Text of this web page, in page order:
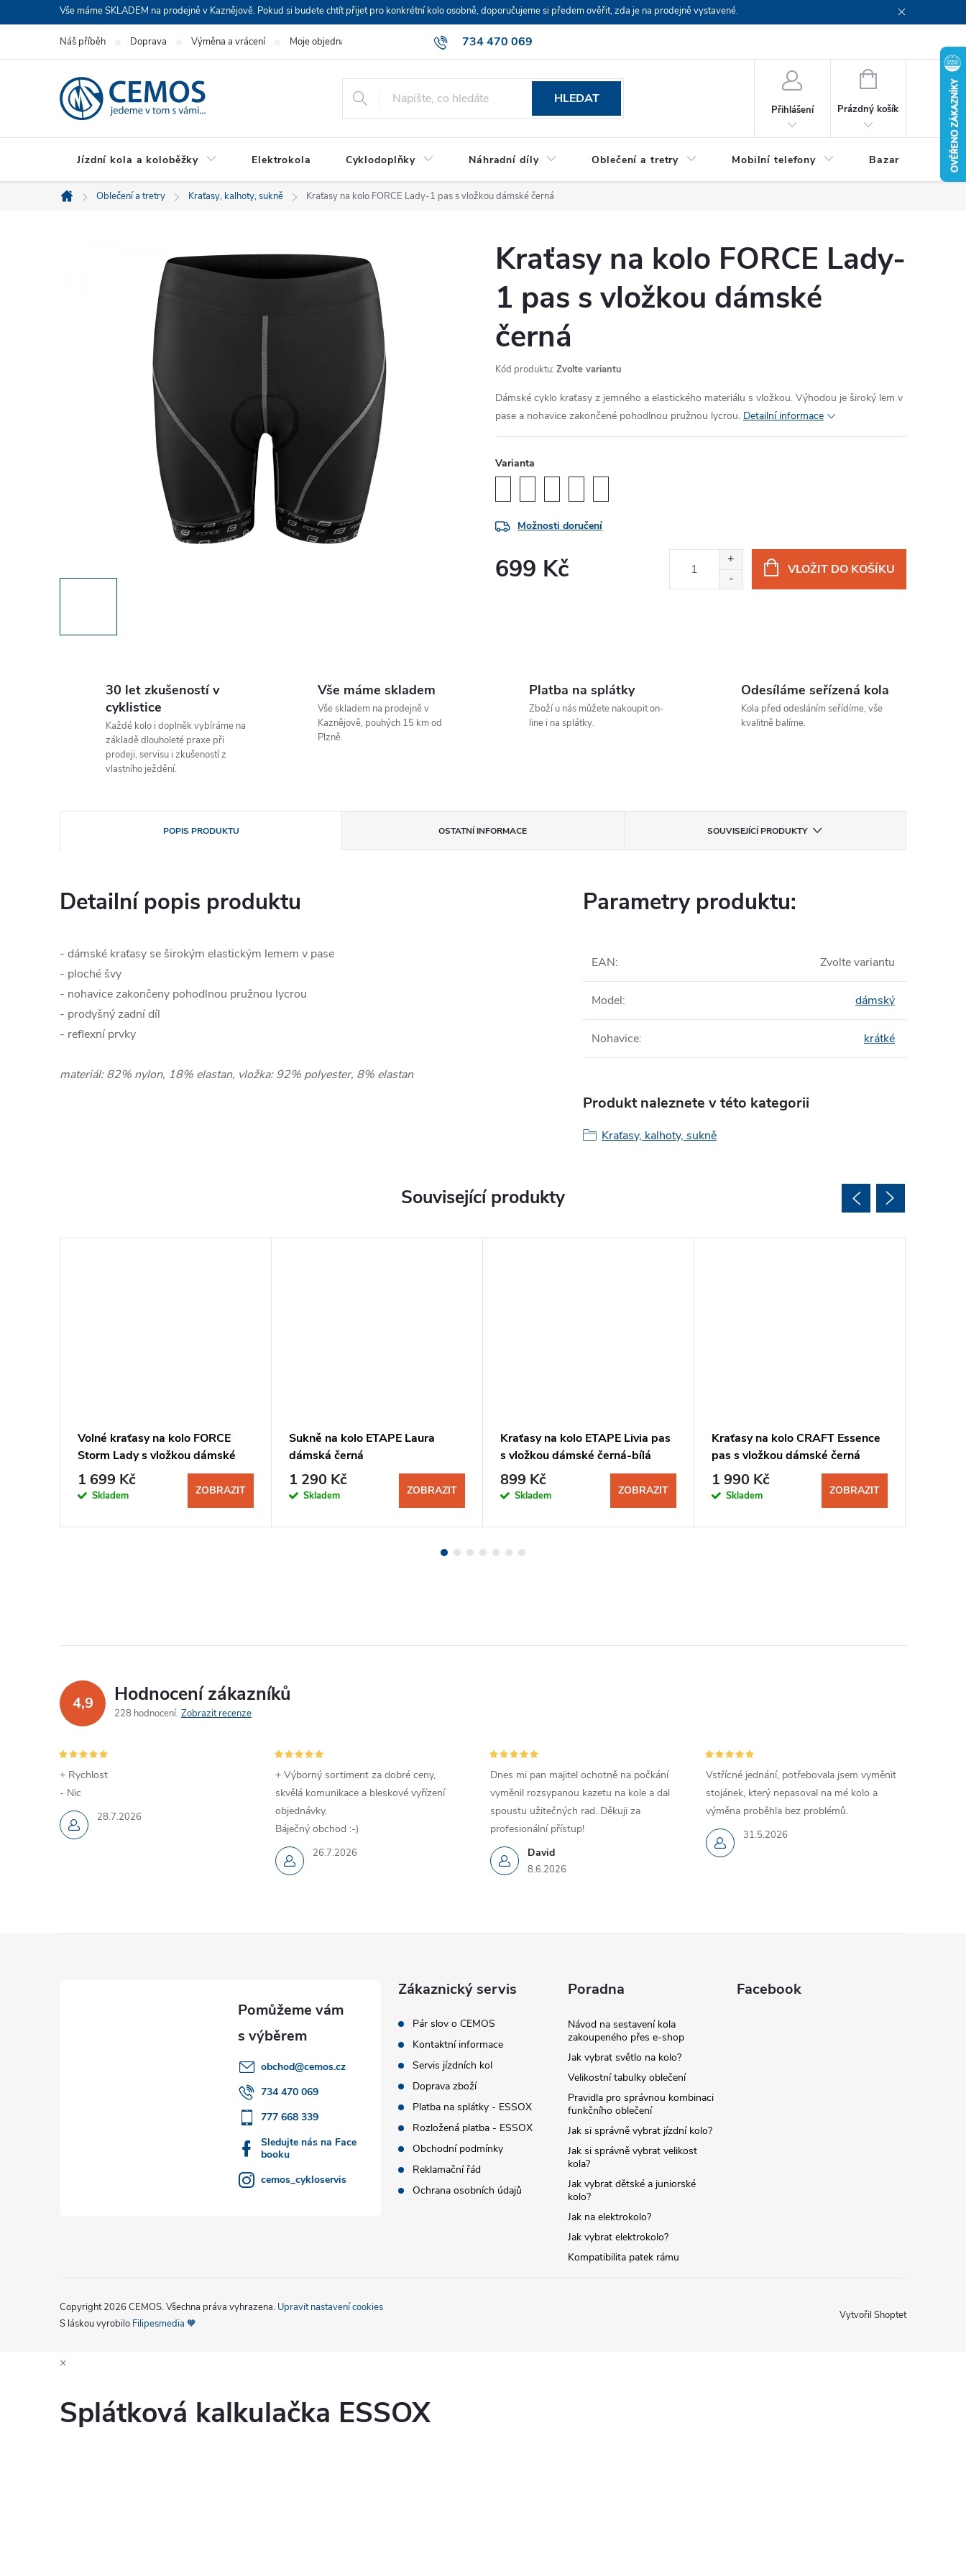
na
Vše máme SKLADEM na prodejně v Kaznějově. Pokud si budete chtít přijet pro konkrétní kolo osobně, doporučujeme si předem ověřit, zda je na prodejně vystavené.
734 470 069
Náš příběh Doprava Výměna a vrácení Moje objednávka
HLEDAT
Přihlášení
NÁKUPNÍ
Prázdný košík
Jízdní kola a koloběžky Elektrokola Cyklodoplňky Náhradní díly Oblečení a tretry Mobilní telefony Bazar Servis
Domů
Oblečení a tretry Kraťasy, kalhoty, sukně Kraťasy na kolo FORCE Lady-1 pas s vložkou dámské černá
Kraťasy na kolo FORCE Lady-
1 pas s vložkou dámské
černá
Kód produktu: Zvolte variantu
Dámské cyklo kraťasy z jemného a elastického materiálu s vložkou. Výhodou je široký lem v
pase a nohavice zakončené pohodlnou pružnou lycrou. Detailní informace
Varianta
Možnosti doručení
699 Kč VLOŽIT DO KOŠÍKU
30 let zkušeností v
cyklistice
Každé kolo i doplněk vybíráme na
základě dlouholeté praxe při
prodeji, servisu i zkušeností z
vlastního ježdění.
Vše máme skladem
Vše skladem na prodejně v
Kaznějově, pouhých 15 km od
Plzně.
Platba na splátky
Zboží u nás můžete nakoupit on-
line i na splátky.
Odesíláme seřízená kola
Kola před odesláním seřídíme, vše
kvalitně balíme.
POPIS PRODUKTU OSTATNÍ INFORMACE SOUVISEJÍCÍ PRODUKTY
Detailní popis produktu
- dámské kraťasy se širokým elastickým lemem v pase
- ploché švy
- nohavice zakončeny pohodlnou pružnou lycrou
- prodyšný zadní díl
- reflexní prvky
materiál: 82% nylon, 18% elastan, vložka: 92% polyester, 8% elastan
Parametry produktu:
EAN: Zvolte variantu
Model: dámský
Nohavice: krátké
Produkt naleznete v této kategorii
Kraťasy, kalhoty, sukně
Související produkty
Volné kraťasy na kolo FORCE
Storm Lady s vložkou dámské
černá-růžová
1 699 Kč
Skladem ZOBRAZIT
Sukně na kolo ETAPE Laura
dámská černá
1 290 Kč
Skladem ZOBRAZIT
Kraťasy na kolo ETAPE Livia pas
s vložkou dámské černá-bílá
899 Kč
Skladem ZOBRAZIT
Kraťasy na kolo CRAFT Essence
pas s vložkou dámské černá
1 990 Kč
Skladem ZOBRAZIT
4,9 Hodnocení zákazníků
228 hodnocení Zobrazit recenze
28.7.2026
+ Rychlost
- Nic
26.7.2026
+ Výborný sortiment za dobré ceny,
skvělá komunikace a bleskové vyřízení
objednávky.
Báječný obchod :-)
David
8.6.2026
Dnes mi pan majitel ochotně na počkání
vyměnil rozsypanou kazetu na kole a dal
spoustu užitečných rad. Děkuji za
profesionální přístup!
31.5.2026
Vstřícné jednání, potřebovala jsem vyměnit
stojánek, který nepasoval na mé kolo a
výměna proběhla bez problémů.
obchod@cemos.cz
734 470 069
777 668 339
Sledujte nás na Face
booku
cemos_cykloservis
Zákaznický servis
Pár slov o CEMOS
Kontaktní informace
Servis jízdních kol
Doprava zboží
Platba na splátky - ESSOX
Rozložená platba - ESSOX
Obchodní podmínky
Reklamační řád
Ochrana osobních údajů
Poradna
Návod na sestavení kola
zakoupeného přes e-shop
Jak vybrat světlo na kolo?
Velikostní tabulky oblečení
Pravidla pro správnou kombinaci
funkčního oblečení
Jak si správně vybrat jízdní kolo?
Jak si správně vybrat velikost
kola?
Jak vybrat dětské a juniorské
kolo?
Jak na elektrokolo?
Jak vybrat elektrokolo?
Kompatibilita patek rámu
Facebook
Vytvořil Shoptet
Copyright 2026 CEMOS. Všechna práva vyhrazena. Upravit nastavení cookies
S láskou vyrobilo Filipesmedia 🧡
×
Splátková kalkulačka ESSOX